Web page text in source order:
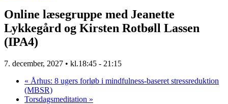
Online læsegruppe med Jeanette
Lykkegård og Kirsten Rotbøll Lassen
(IPA4)
7. december, 2027 • kl.18:45 - 21:15
« Århus: 8 ugers forløb i mindfulness-baseret stressreduktion
(MBSR)
Torsdagsmeditation »